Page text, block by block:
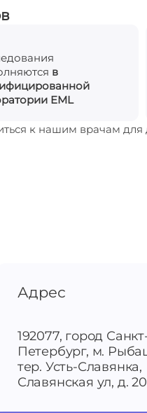
в
EML
к нашим врачам
Адрес
192077, город
Петербург, м.
тер. Усть-Славянка,
Славянская ул, д. 20